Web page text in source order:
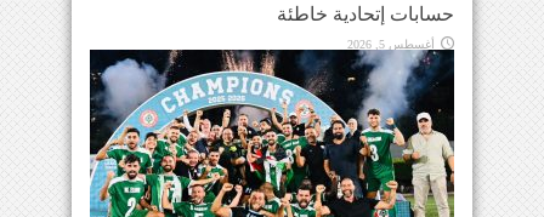
حسابات إتحادية خاطئة
أغسطس 5, 2026